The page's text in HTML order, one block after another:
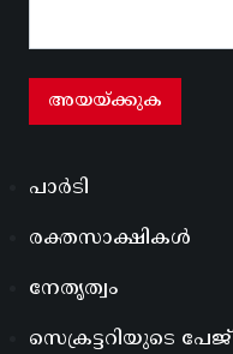
പാർടി
രക്തസാക്ഷികൾ
നേതൃത്വം
സെക്രട്ടറിയുടെ പേജ്